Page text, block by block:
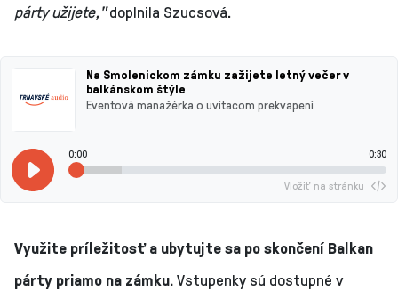
párty užijete,"doplnila Szucsová.
Na Smolenickom zámku zažijete letný večer v
balkánskom štýle
Eventová manažérka o uvítacom prekvapení
0:00 0:30
Vložiť na stránku
Využite príležitosť a ubytujte sa po skončení Balkan
párty priamo na zámku.Vstupenky sú dostupné v